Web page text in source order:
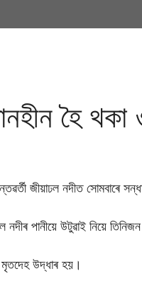
হৈ
জীয়াঢল নদীত সােমবাৰে
নদীৰ পানীয়ে উটুৱাই নিয়ে
মৃতদেহ উদ্ধাৰ হয়।